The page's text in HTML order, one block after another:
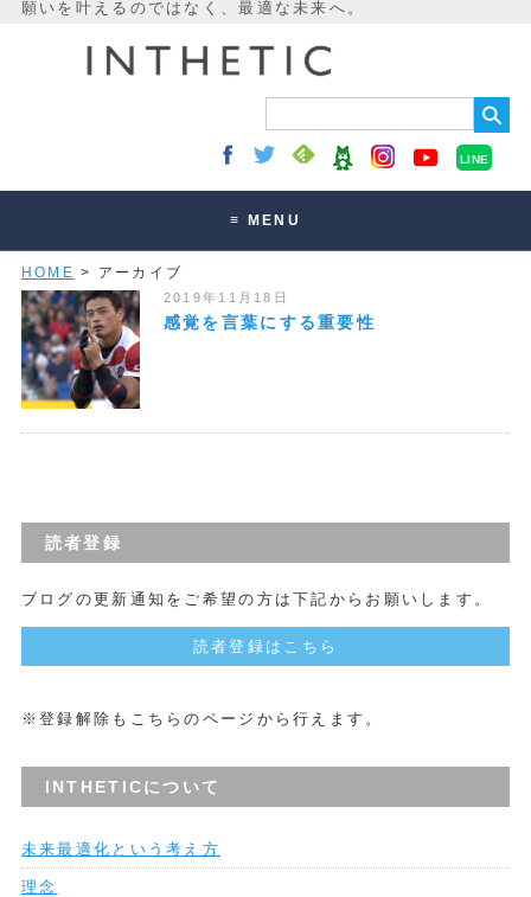
LINE
≡ MENU
講座・セッション
HOME > アーカイブ
2019年11月18日
感覚を言葉にする重要性
読者登録
ブログの更新通知をご希望の方は下記からお願いします。
読者登録はこちら
※登録解除もこちらのページから行えます。
INTHETICについて
未来最適化という考え方
理念